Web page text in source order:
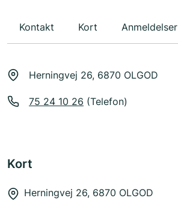
Kontakt Kort Anmeldelser
Herningvej 26, 6870 OLGOD
75 24 10 26 (Telefon)
Kort
Herningvej 26, 6870 OLGOD